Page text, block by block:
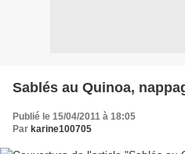
Sablés au Quinoa,
Publié le 15/04/2011 à 18:05
Par karine100705